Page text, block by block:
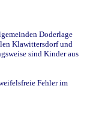
Doderlage
Klawittersdorf und
sind Kinder aus
Fehler im